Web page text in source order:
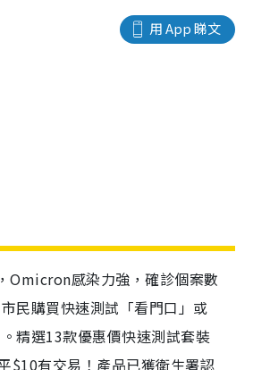
用 App 睇文
Omicron感染力強，確診個案數
民購買快速測試「看門口」或
精選13款優惠價快速測試套裝
$10有交易！產品已獲衛生署認